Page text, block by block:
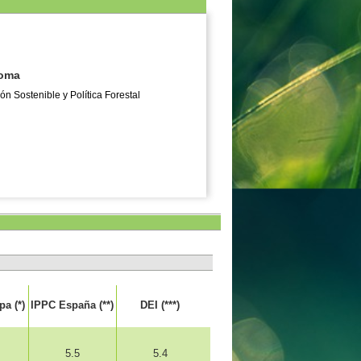
dentro del complejo:
no se responsabiliza del contenido, funcionamiento
Sostenible y Política Forestal
(*) IPPC España (**) DEI (***)
5.5 5.4